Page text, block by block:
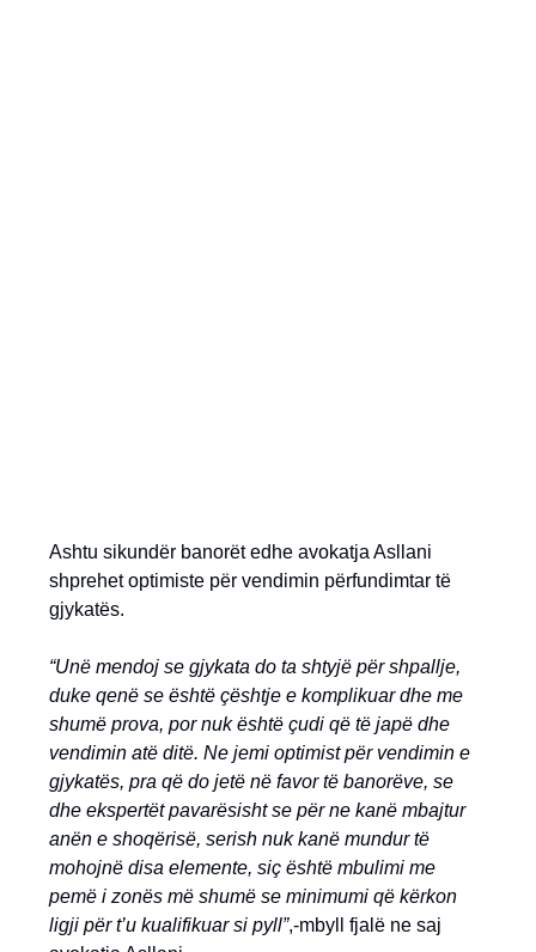
Ashtu sikundër banorët edhe avokatja Asllani
shprehet optimiste për vendimin përfundimtar të
gjykatës.
“Unë mendoj se gjykata do ta shtyjë për shpallje,
duke qenë se është çështje e komplikuar dhe me
shumë prova, por nuk është çudi që të japë dhe
vendimin atë ditë. Ne jemi optimist për vendimin e
gjykatës, pra që do jetë në favor të banorëve, se
dhe ekspertët pavarësisht se për ne kanë mbajtur
anën e shoqërisë, serish nuk kanë mundur të
mohojnë disa elemente, siç është mbulimi me
pemë i zonës më shumë se minimumi që kërkon
ligji për t’u kualifikuar si pyll”,-mbyll fjalë ne saj